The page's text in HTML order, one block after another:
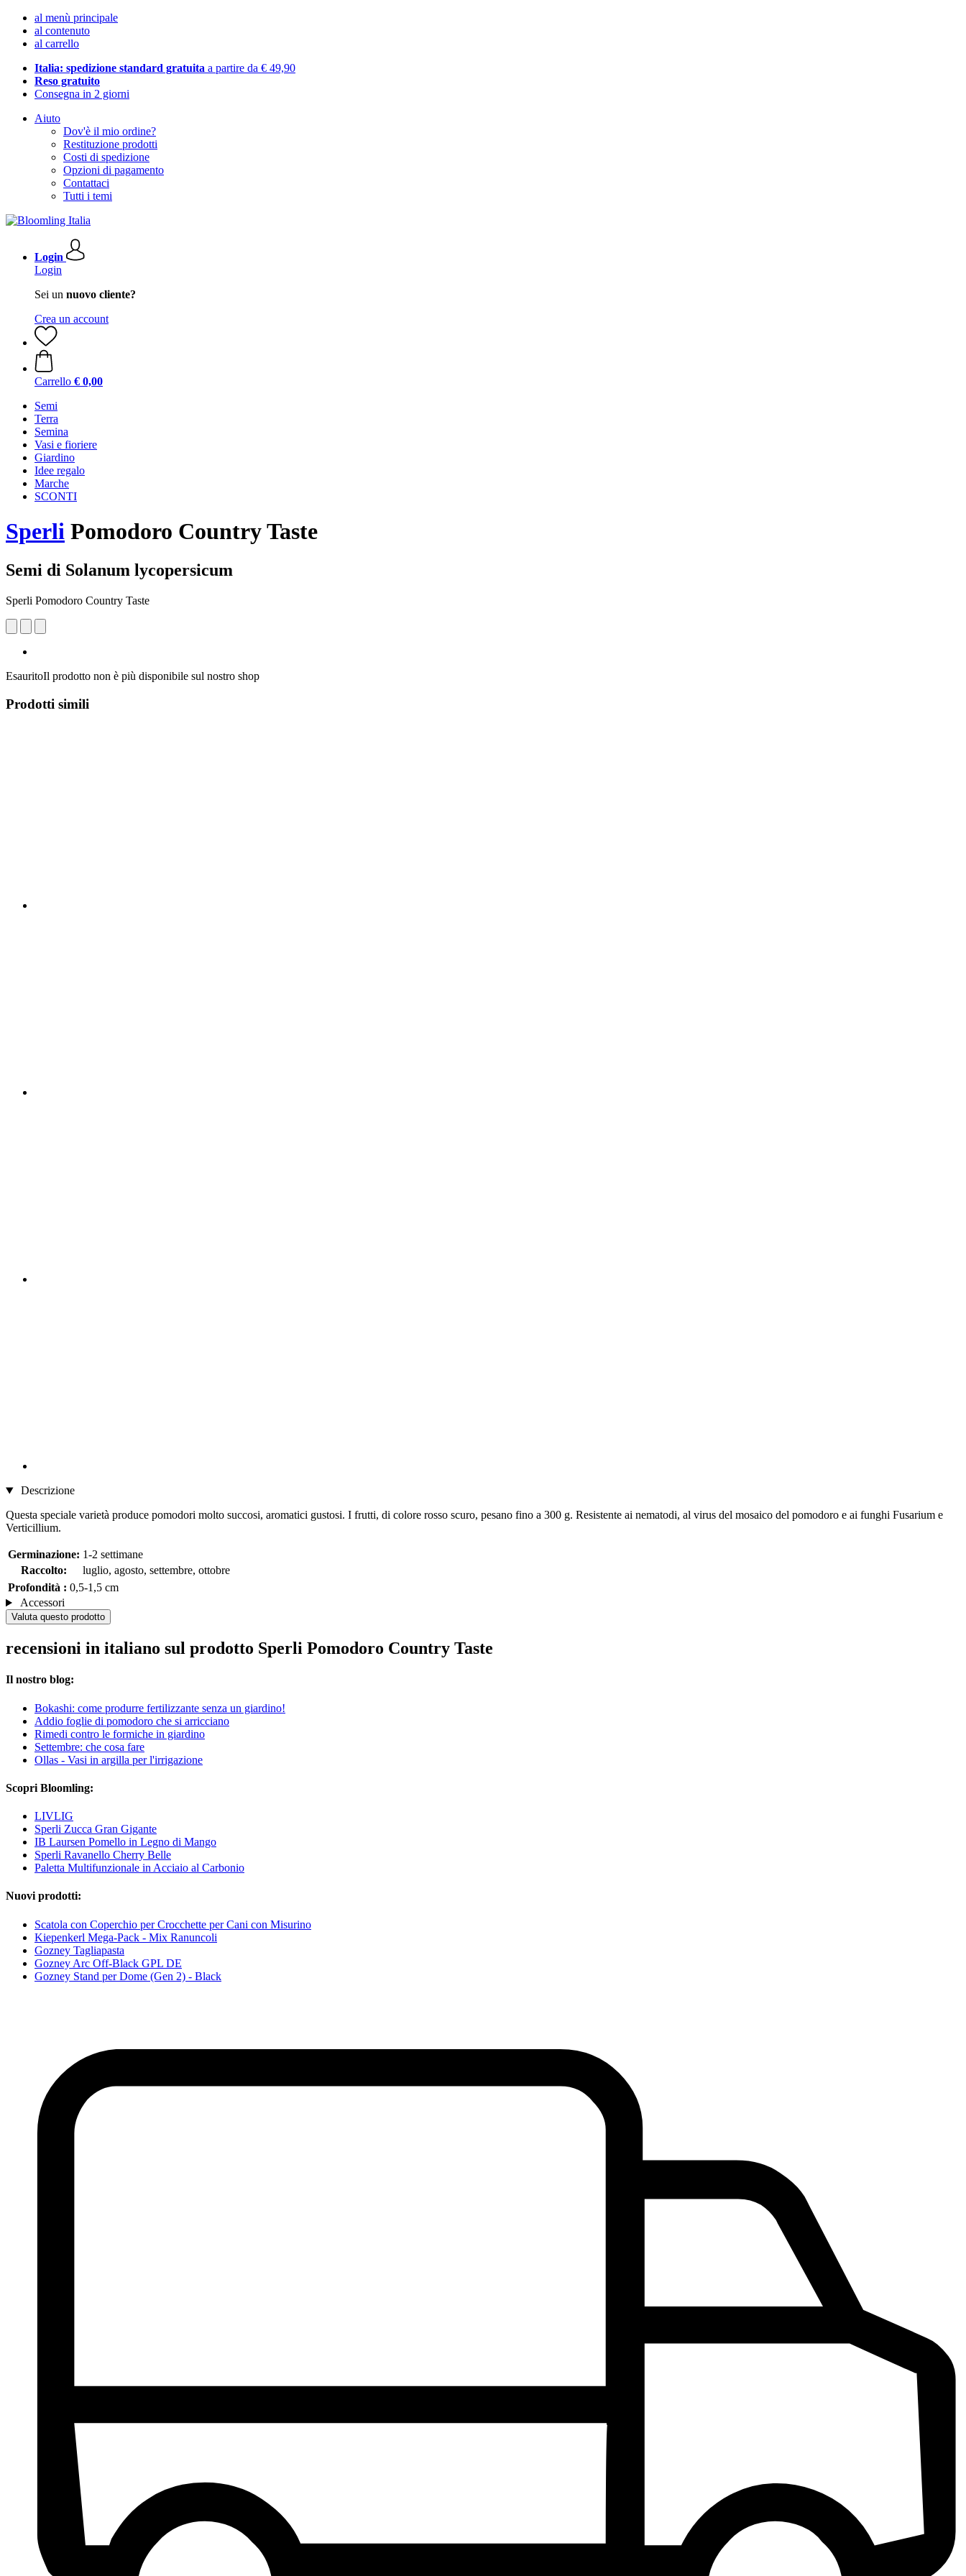
al menù principale
al contenuto
al carrello
Italia: spedizione standard gratuita a partire da € 49,90
Reso gratuito
Consegna in 2 giorni
Aiuto
Dov'è il mio ordine?
Restituzione prodotti
Costi di spedizione
Opzioni di pagamento
Contattaci
Tutti i temi
Login
Login
Sei un nuovo cliente?
Crea un account
Carrello € 0,00
Semi
Terra
Semina
Vasi e fioriere
Giardino
Idee regalo
Marche
SCONTI
Sperli Pomodoro Country Taste
Semi di Solanum lycopersicum
Sperli Pomodoro Country Taste
EsauritoIl prodotto non è più disponibile sul nostro shop
Prodotti simili
Descrizione
Questa speciale varietà produce pomodori molto succosi, aromatici gustosi. I frutti, di colore rosso scuro, pesano fino a 300 g. Resistente ai nematodi, al virus del mosaico del pomodoro e ai funghi Fusarium e
Verticillium.
Germinazione: 1-2 settimane
Raccolto:
luglio, agosto, settembre, ottobre
Profondità : 0,5-1,5 cm
Accessori
Valuta questo prodotto
recensioni in italiano sul prodotto Sperli Pomodoro Country Taste
Il nostro blog:
Bokashi: come produrre fertilizzante senza un giardino!
Addio foglie di pomodoro che si arricciano
Rimedi contro le formiche in giardino
Settembre: che cosa fare
Ollas - Vasi in argilla per l'irrigazione
Scopri Bloomling:
LIVLIG
Sperli Zucca Gran Gigante
IB Laursen Pomello in Legno di Mango
Sperli Ravanello Cherry Belle
Paletta Multifunzionale in Acciaio al Carbonio
Nuovi prodotti:
Scatola con Coperchio per Crocchette per Cani con Misurino
Kiepenkerl Mega-Pack - Mix Ranuncoli
Gozney Tagliapasta
Gozney Arc Off-Black GPL DE
Gozney Stand per Dome (Gen 2) - Black